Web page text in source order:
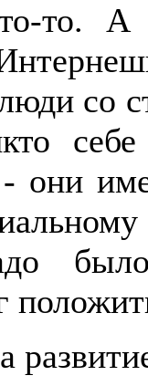
то. А
со
они
было